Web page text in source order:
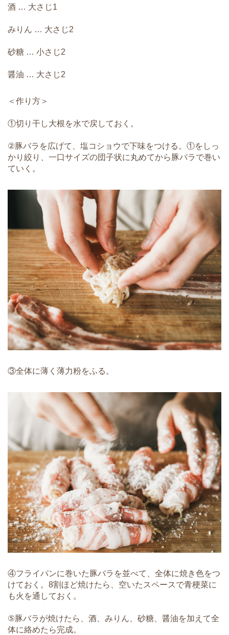
酒 … 大さじ1
みりん … 大さじ2
砂糖 … 小さじ2
醤油 … 大さじ2
＜作り方＞
①切り干し大根を水で戻しておく。
②豚バラを広げて、塩コショウで下味をつける。①をしっ
かり絞り、一口サイズの団子状に丸めてから豚バラで巻い
ていく。
③全体に薄く薄力粉をふる。
④フライパンに巻いた豚バラを並べて、全体に焼き色をつ
けておく。8割ほど焼けたら、空いたスペースで青梗菜に
も火を通しておく。
⑤豚バラが焼けたら、酒、みりん、砂糖、醤油を加えて全
体に絡めたら完成。